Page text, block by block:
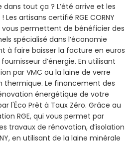
dans tout ça ? L’été arrive et les
artisans certifié RGE CORNY
vous permettent de bénéficier des
spécialisé dans l’économie
à faire baisser la facture en euros
d’énergie. En utilisant
par VMC ou la laine de verre
thermique. Le financement des
énergétique de votre
l'Éco Prêt à Taux Zéro. Grâce au
RGE, qui vous permet par
travaux de rénovation, d’isolation
en utilisant de la laine minérale